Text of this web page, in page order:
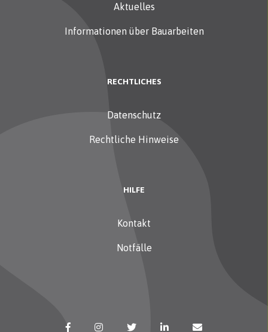
Aktuelles
Informationen über Bauarbeiten
RECHTLICHES
Datenschutz
Rechtliche Hinweise
HILFE
Kontakt
Notfälle